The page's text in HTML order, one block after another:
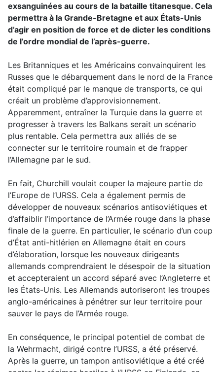
exsanguinées au cours de la bataille titanesque. Cela
permettra à la Grande-Bretagne et aux États-Unis
d’agir en position de force et de dicter les conditions
de l’ordre mondial de l’après-guerre.
Les Britanniques et les Américains convainquirent les
Russes que le débarquement dans le nord de la France
était compliqué par le manque de transports, ce qui
créait un problème d’approvisionnement.
Apparemment, entraîner la Turquie dans la guerre et
progresser à travers les Balkans serait un scénario
plus rentable. Cela permettra aux alliés de se
connecter sur le territoire roumain et de frapper
l’Allemagne par le sud.
En fait, Churchill voulait couper la majeure partie de
l’Europe de l’URSS. Cela a également permis de
développer de nouveaux scénarios antisoviétiques et
d’affaiblir l’importance de l’Armée rouge dans la phase
finale de la guerre. En particulier, le scénario d’un coup
d’État anti-hitlérien en Allemagne était en cours
d’élaboration, lorsque les nouveaux dirigeants
allemands comprendraient le désespoir de la situation
et accepteraient un accord séparé avec l’Angleterre et
les États-Unis. Les Allemands autoriseront les troupes
anglo-américaines à pénétrer sur leur territoire pour
sauver le pays de l’Armée rouge.
En conséquence, le principal potentiel de combat de
la Wehrmacht, dirigé contre l’URSS, a été préservé.
Après la guerre, un tampon antisoviétique a été créé